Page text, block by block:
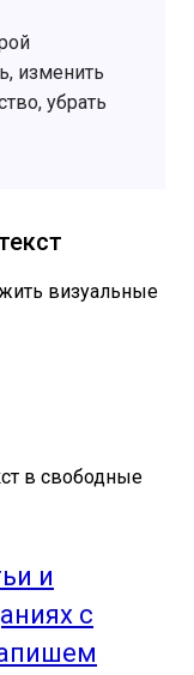
изменить
убрать
визуальные
в свободные
и
с